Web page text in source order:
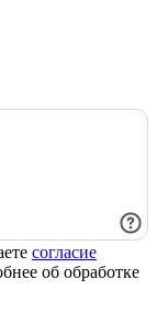
согласие
об обработке